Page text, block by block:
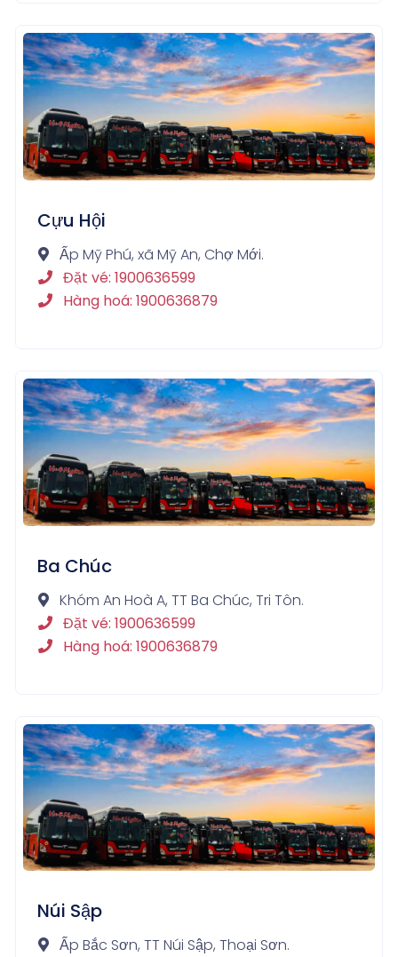
Cựu Hội
Ấp Mỹ Phú, xã Mỹ An, Chợ Mới.
Đặt vé: 1900636599
Hàng hoá: 1900636879
Ba Chúc
Khóm An Hoà A, TT Ba Chúc, Tri Tôn.
Đặt vé: 1900636599
Hàng hoá: 1900636879
Núi Sập
Ấp Bắc Sơn, TT Núi Sập, Thoại Sơn.